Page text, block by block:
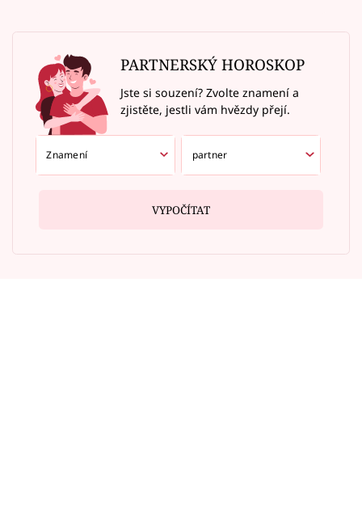
PARTNERSKÝ HOROSKOP
Jste si souzení? Zvolte znamení a
zjistěte, jestli vám hvězdy přejí.
VYPOČÍTAT